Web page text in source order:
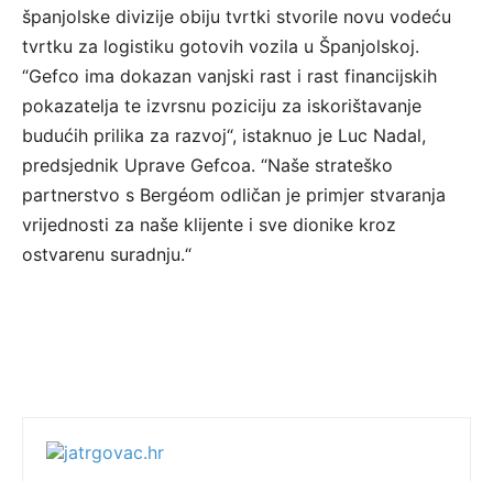
španjolske divizije obiju tvrtki stvorile novu vodeću
tvrtku za logistiku gotovih vozila u Španjolskoj.
“Gefco ima dokazan vanjski rast i rast financijskih
pokazatelja te izvrsnu poziciju za iskorištavanje
budućih prilika za razvoj“, istaknuo je Luc Nadal,
predsjednik Uprave Gefcoa. “Naše strateško
partnerstvo s Bergéom odličan je primjer stvaranja
vrijednosti za naše klijente i sve dionike kroz
ostvarenu suradnju.“